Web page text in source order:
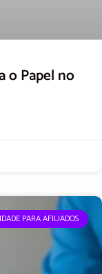
o Papel no
PARA AFILIADOS